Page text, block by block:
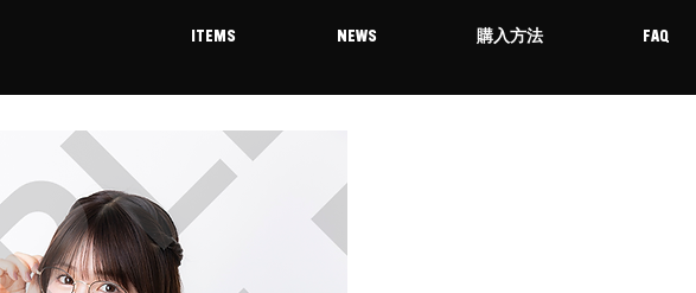
ITEMS NEWS 購入方法 FAQ